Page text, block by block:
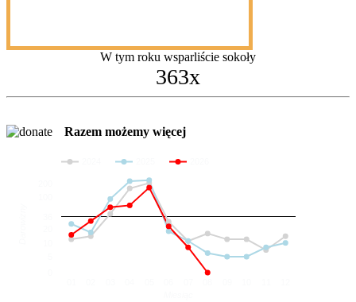
W tym roku wsparliście sokoły
363x
Razem możemy więcej